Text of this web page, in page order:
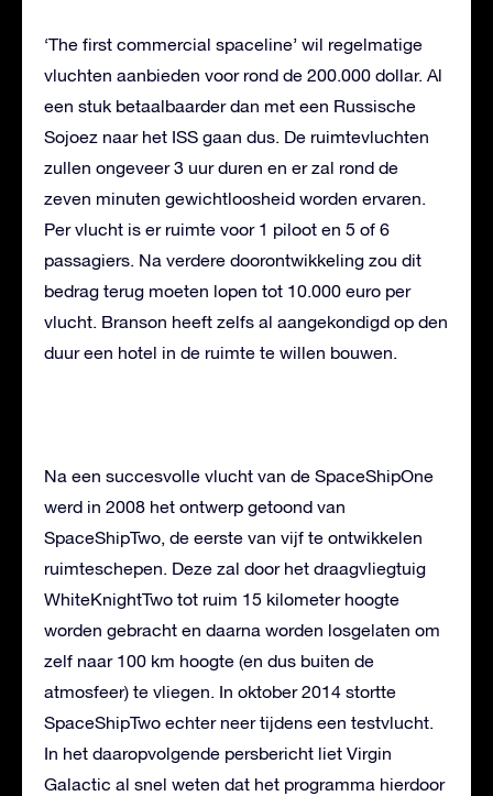
‘The first commercial spaceline’ wil regelmatige
vluchten aanbieden voor rond de 200.000 dollar. Al
een stuk betaalbaarder dan met een Russische
Sojoez naar het ISS gaan dus. De ruimtevluchten
zullen ongeveer 3 uur duren en er zal rond de
zeven minuten gewichtloosheid worden ervaren.
Per vlucht is er ruimte voor 1 piloot en 5 of 6
passagiers. Na verdere doorontwikkeling zou dit
bedrag terug moeten lopen tot 10.000 euro per
vlucht. Branson heeft zelfs al aangekondigd op den
duur een hotel in de ruimte te willen bouwen.
Na een succesvolle vlucht van de SpaceShipOne
werd in 2008 het ontwerp getoond van
SpaceShipTwo, de eerste van vijf te ontwikkelen
ruimteschepen. Deze zal door het draagvliegtuig
WhiteKnightTwo tot ruim 15 kilometer hoogte
worden gebracht en daarna worden losgelaten om
zelf naar 100 km hoogte (en dus buiten de
atmosfeer) te vliegen. In oktober 2014 stortte
SpaceShipTwo echter neer tijdens een testvlucht.
In het daaropvolgende persbericht liet Virgin
Galactic al snel weten dat het programma hierdoor